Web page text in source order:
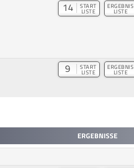
14 START
LISTE
ERGEBNIS
LISTE
9 START
LISTE
ERGEBNIS
LISTE
ERGEBNISSE